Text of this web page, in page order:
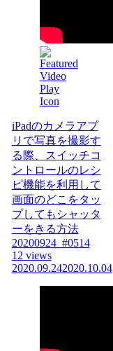
iPadのカメラアプ
リで写真を撮影す
る際、スイッチコ
ントロールのレシ
ピ機能を利用して
画面のどこをタッ
プしてもシャッタ
ーをきる方法
20200924_#0514
12 views
2020.09.242020.10.04